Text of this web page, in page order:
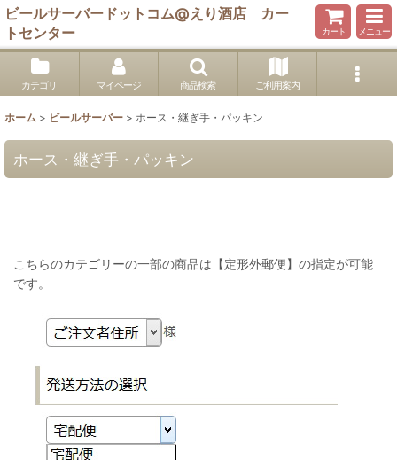
ビールサーバードットコム@えり酒店 カー
トセンター
カート メニュー
カテゴリ マイページ 商品検索 ご利用案内
ホーム > ビールサーバー > ホース・継ぎ手・パッキン
ホース・継ぎ手・パッキン
こちらのカテゴリーの一部の商品は【定形外郵便】の指定が可能
です。